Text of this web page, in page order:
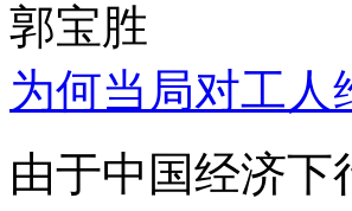
郭宝胜
为何当局对工
由于中国经济